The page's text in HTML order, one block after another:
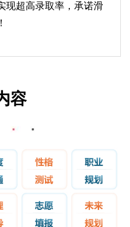
现超高录取率，承诺滑
容